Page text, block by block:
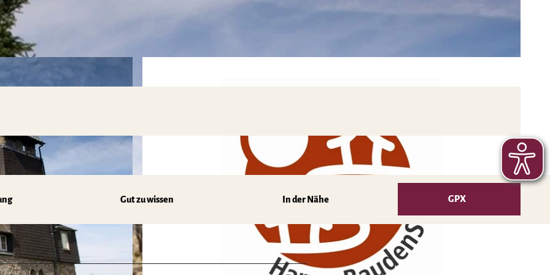
Gut zu wissen In der Nähe GPX